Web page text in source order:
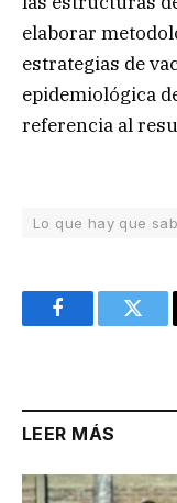
elaborar
estrategias de
epidemiológica
referencia al
Lo que hay que
Facebook
LEER MÁS